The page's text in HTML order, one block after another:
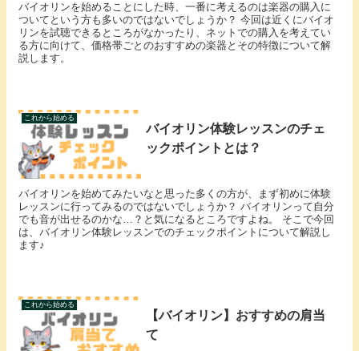
バイオリンを始めることにした時、一番に考えるのは楽器の購入に
ついてという方も多いのではないでしょうか？ 今回は近くにバイオ
リンを試聴できるところがなかったり、ネットでの購入を考えてい
る方に向けて、価格帯ごとのおすすめの楽器とその特徴について解
説します。
これから始める
バイオリン体験レッスンのチェ
ックポイントとは？
バイオリンを始めてみたいなと思った多くの方が、まず初めに体験
レッスンに行ってみるのではないでしょうか？ バイオリンって自分
でも音が出せるのかな…？と気になるところですよね。 そこで今回
は、バイオリン体験レッスンでのチェックポイントについて解説し
ます♪
これから始める
【バイオリン】おすすめの肩当
て